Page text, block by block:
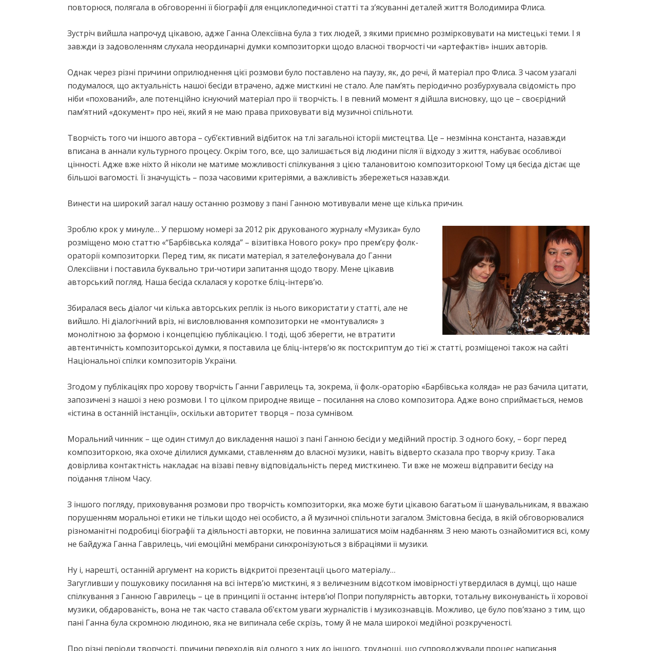
повторюся, полягала в обговоренні її біографії для енциклопедичної статті та з’ясуванні деталей життя Володимира Флиса.
Зустріч вийшла напрочуд цікавою, адже Ганна Олексіївна була з тих людей, з якими приємно розмірковувати на мистецькі теми. І я
завжди із задоволенням слухала неординарні думки композиторки щодо власної творчості чи «артефактів» інших авторів.
Однак через різні причини оприлюднення цієї розмови було поставлено на паузу, як, до речі, й матеріал про Флиса. З часом узагалі
подумалося, що актуальність нашої бесіди втрачено, адже мисткині не стало. Але пам’ять періодично розбурхувала свідомість про
ніби «похований», але потенційно існуючий матеріал про її творчість. І в певний момент я дійшла висновку, що це – своєрідний
пам’ятний «документ» про неї, який я не маю права приховувати від музичної спільноти.
Творчість того чи іншого автора – суб’єктивний відбиток на тлі загальної історії мистецтва. Це – незмінна константа, назавжди
вписана в аннали культурного процесу. Окрім того, все, що залишається від людини після її відходу з життя, набуває особливої
цінності. Адже вже ніхто й ніколи не матиме можливості спілкування з цією талановитою композиторкою! Тому ця бесіда дістає ще
більшої вагомості. Її значущість – поза часовими критеріями, а важливість збережеться назавжди.
Винести на широкий загал нашу останню розмову з пані Ганною мотивували мене ще кілька причин.
Зроблю крок у минуле… У першому номері за 2012 рік друкованого журналу «Музика» було
розміщено мою статтю «“Барбівська коляда” – візитівка Нового року» про прем’єру фолк-
ораторії композиторки. Перед тим, як писати матеріал, я зателефонувала до Ганни
Олексіївни і поставила буквально три-чотири запитання щодо твору. Мене цікавив
авторський погляд. Наша бесіда склалася у коротке бліц-інтерв’ю.
Збиралася весь діалог чи кілька авторських реплік із нього використати у статті, але не
вийшло. Ні діалогічний вріз, ні висловлювання композиторки не «монтувалися» з
монолітною за формою і концепцією публікацією. І тоді, щоб зберегти, не втратити
автентичність композиторської думки, я поставила це бліц-інтерв’ю як постскриптум до тієї ж статті, розміщеної також на сайті
Національної спілки композиторів України.
Згодом у публікаціях про хорову творчість Ганни Гаврилець та, зокрема, її фолк-ораторію «Барбівська коляда» не раз бачила цитати,
запозичені з нашої з нею розмови. І то цілком природне явище – посилання на слово композитора. Адже воно сприймається, немов
«істина в останній інстанції», оскільки авторитет творця – поза сумнівом.
Моральний чинник – ще один стимул до викладення нашої з пані Ганною бесіди у медійний простір. З одного боку, – борг перед
композиторкою, яка охоче ділилися думками, ставленням до власної музики, навіть відверто сказала про творчу кризу. Така
довірлива контактність накладає на візаві певну відповідальність перед мисткинею. Ти вже не можеш відправити бесіду на
поїдання тліном Часу.
З іншого погляду, приховування розмови про творчість композиторки, яка може бути цікавою багатьом її шанувальникам, я вважаю
порушенням моральної етики не тільки щодо неї особисто, а й музичної спільноти загалом. Змістовна бесіда, в якій обговорювалися
різноманітні подробиці біографії та діяльності авторки, не повинна залишатися моїм надбанням. З нею мають ознайомитися всі, кому
не байдужа Ганна Гаврилець, чиї емоційні мембрани синхронізуються з вібраціями її музики.
Ну і, нарешті, останній аргумент на користь відкритої презентації цього матеріалу…
Загугливши у пошуковику посилання на всі інтерв’ю мисткині, я з величезним відсотком імовірності утвердилася в думці, що наше
спілкування з Ганною Гаврилець – це в принципі її останнє інтерв’ю! Попри популярність авторки, тотальну виконуваність її хорової
музики, обдарованість, вона не так часто ставала об’єктом уваги журналістів і музикознавців. Можливо, це було пов’язано з тим, що
пані Ганна була скромною людиною, яка не випинала себе скрізь, тому й не мала широкої медійної розкрученості.
Про різні періоди творчості, причини переходів від одного з них до іншого, труднощі, що супроводжували процес написання